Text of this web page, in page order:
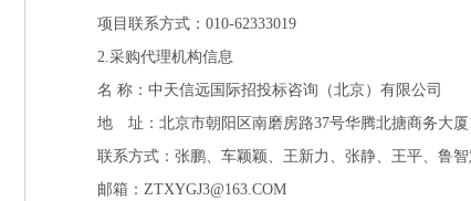
项目联系方式：010-62333019
2.采购代理机构信息
名 称：中天信远国际招投标咨询（北京）有限公司
地 址：北京市朝阳区南磨房路37号华腾北搪商务大厦
联系方式：张鹏、车颖颖、王新力、张静、王平、鲁
邮箱：ZTXYGJ3@163.COM